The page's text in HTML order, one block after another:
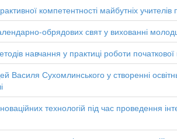
компетентності майбутніх учителів
обрядових свят у вихованні
навчання у практиці роботи
Василя Сухомлинського у створенні
технологій під час проведення